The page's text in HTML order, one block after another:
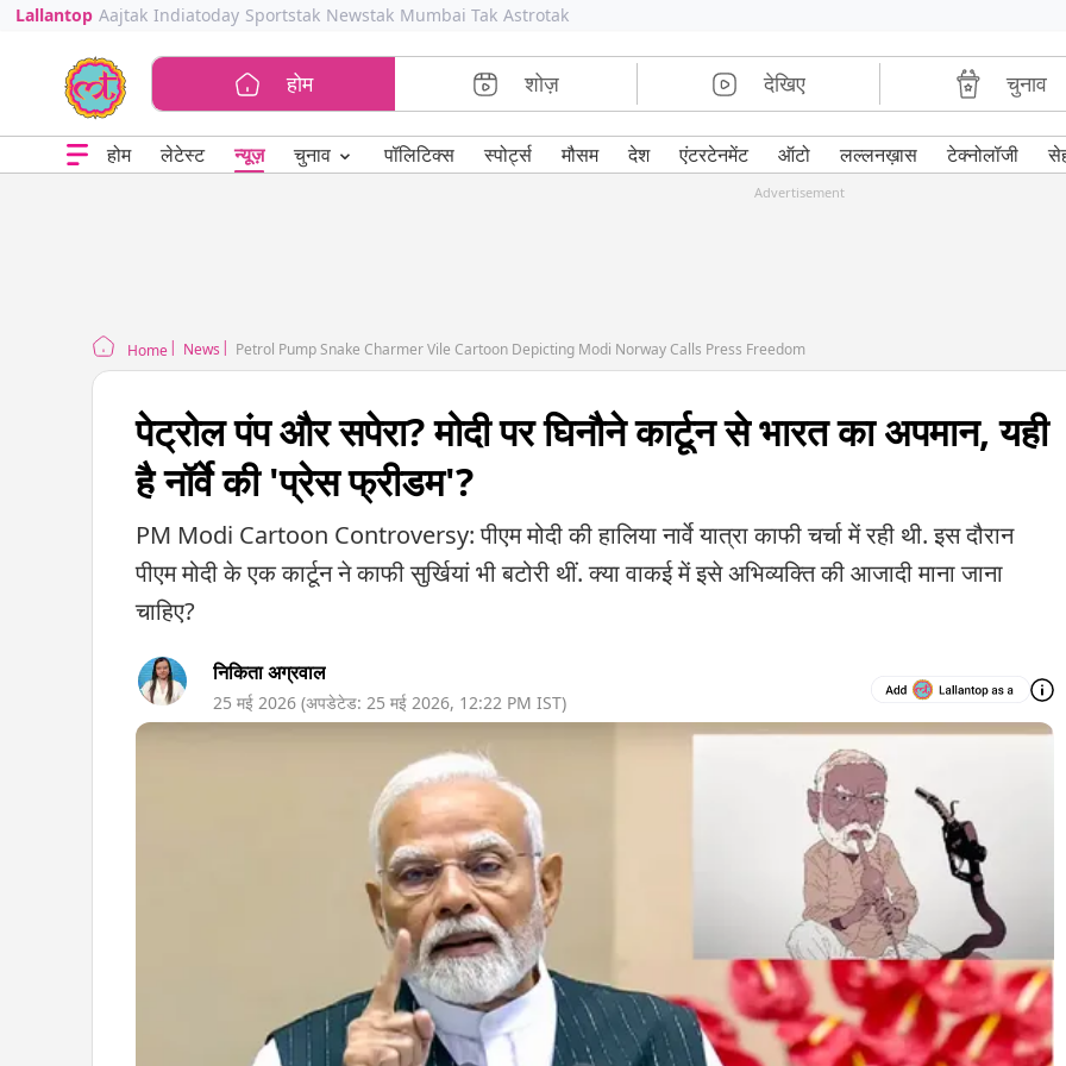
Lallantop Aajtak Indiatoday Sportstak Newstak Mumbai Tak Astrotak
होम शोज़ देखिए चुनाव
होम लेटेस्ट न्यूज़ चुनाव ⌄ पॉलिटिक्स स्पोर्ट्स मौसम देश एंटरटेनमेंट ऑटो लल्लनख़ास टेक्नोलॉजी
Advertisement
Home News Petrol Pump Snake Charmer Vile Cartoon Depicting Modi Norway Calls Press Freedom
पेट्रोल पंप और सपेरा? मोदी पर घिनौने कार्टून से भारत का अपमान, यही
है नॉर्वे की 'प्रेस फ्रीडम'?
PM Modi Cartoon Controversy: पीएम मोदी की हालिया नार्वे यात्रा काफी चर्चा में रही थी. इस दौरान
पीएम मोदी के एक कार्टून ने काफी सुर्खियां भी बटोरी थीं. क्या वाकई में इसे अभिव्यक्ति की आजादी माना जाना
चाहिए?
निकिता अग्रवाल
25 मई 2026 (अपडेटेड: 25 मई 2026, 12:22 PM IST)